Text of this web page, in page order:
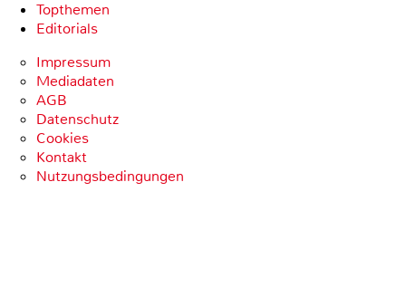
Topthemen
Editorials
Impressum
Mediadaten
AGB
Datenschutz
Cookies
Kontakt
Nutzungsbedingungen